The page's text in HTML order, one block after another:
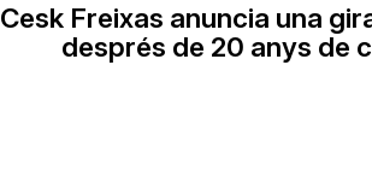
Cesk Freixas anuncia una
després de 20 anys de